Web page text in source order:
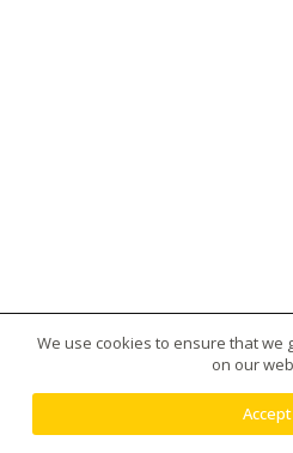
版權所有 © 2026 台灣虎王藥
We use cookies to ensure that we
on our
Accept